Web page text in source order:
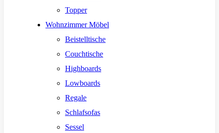
Topper
Wohnzimmer Möbel
Beistelltische
Couchtische
Highboards
Lowboards
Regale
Schlafsofas
Sessel